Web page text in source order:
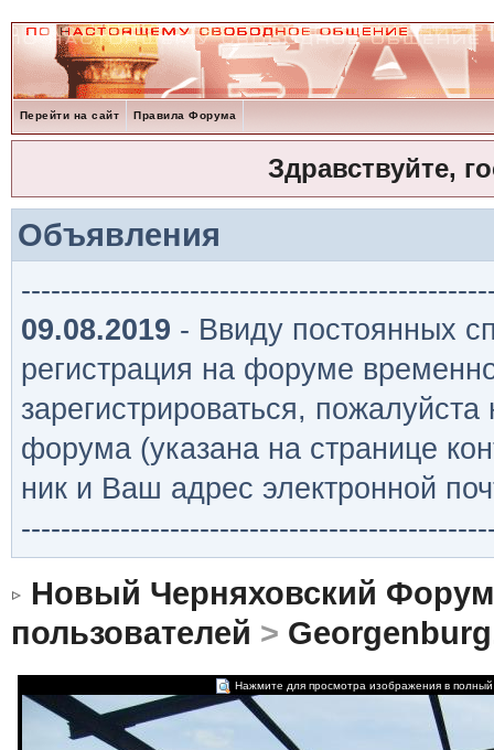
Перейти на сайт Правила Форума
Здравствуйте,
Объявления
09.08.2019 - Ввиду постоянных
регистрация на форуме
зарегистрироваться,
форума (указана на странице
ник и Ваш адрес электронной
Новый Черняховский Форум
пользователей >
Нажмите для просмотра изображения в